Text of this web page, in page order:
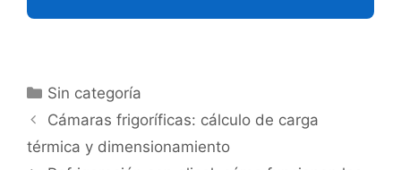
Categorías
Sin categoría
Cámaras frigoríficas: cálculo de carga
térmica y dimensionamiento